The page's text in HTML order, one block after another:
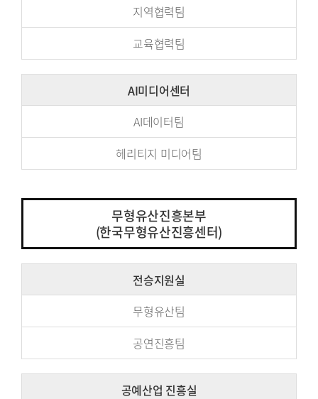
지역협력팀
교육협력팀
AI미디어센터
AI데이터팀
헤리티지 미디어팀
무형유산진흥본부
(한국무형유산진흥센터)
전승지원실
무형유산팀
공연진흥팀
공예산업 진흥실